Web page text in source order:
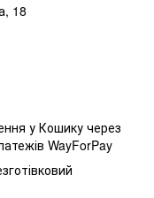
18
у Кошику через
WayForPay